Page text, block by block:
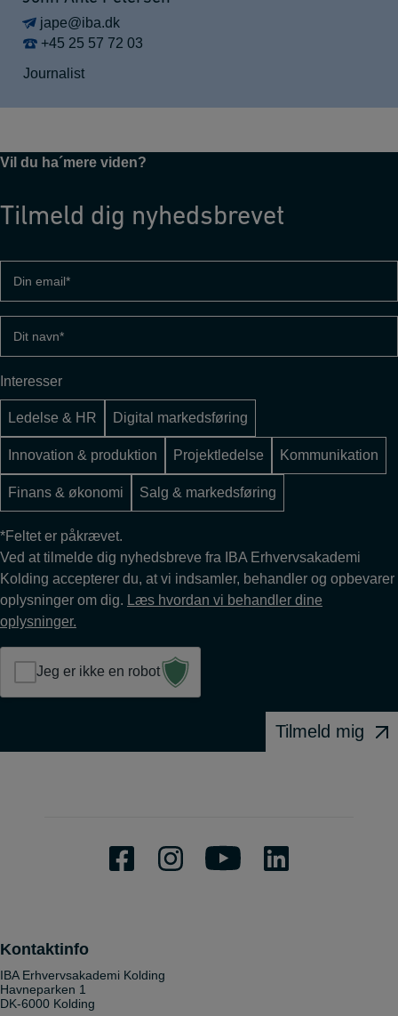
jape@iba.dk
+45 25 57 72 03
Journalist
Vil du ha´mere viden?
Tilmeld dig nyhedsbrevet
(Påkrævet)
Interesser
Ledelse & HR Digital markedsføring
Innovation & produktion Projektledelse Kommunikation
Finans & økonomi Salg & markedsføring
*Feltet er påkrævet.
Ved at tilmelde dig nyhedsbreve fra IBA Erhvervsakademi
Kolding accepterer du, at vi indsamler, behandler og opbevarer
oplysninger om dig. Læs hvordan vi behandler dine
oplysninger.
Jeg er ikke en robot
Tilmeld mig
Kontaktinfo
IBA Erhvervsakademi Kolding
Havneparken 1
DK-6000 Kolding